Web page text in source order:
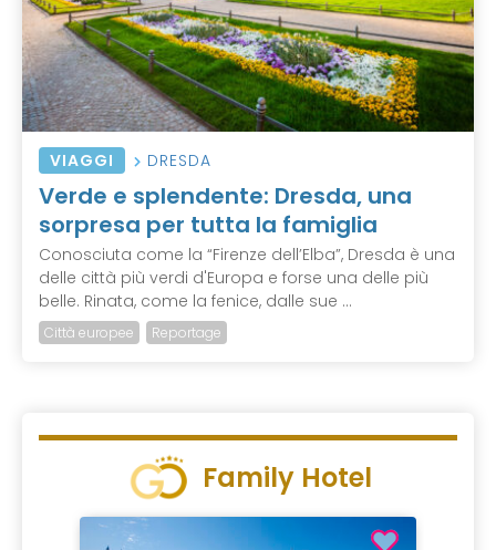
VIAGGI DRESDA
Verde e splendente: Dresda, una
sorpresa per tutta la famiglia
Conosciuta come la “Firenze dell’Elba”, Dresda è una
delle città più verdi d'Europa e forse una delle più
belle. Rinata, come la fenice, dalle sue ...
Città europee Reportage
Family Hotel